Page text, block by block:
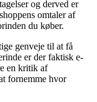
og derved er
omtaler af
du køber.
genveje til at få
er der faktisk e-
en kritik af
fornemme hvor